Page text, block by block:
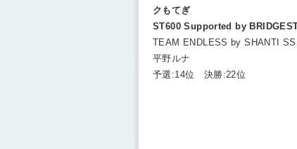
クもてぎ
ST600 Supported by
TEAM ENDLESS by SHANTI
平野ルナ
予選:14位 決勝:22位